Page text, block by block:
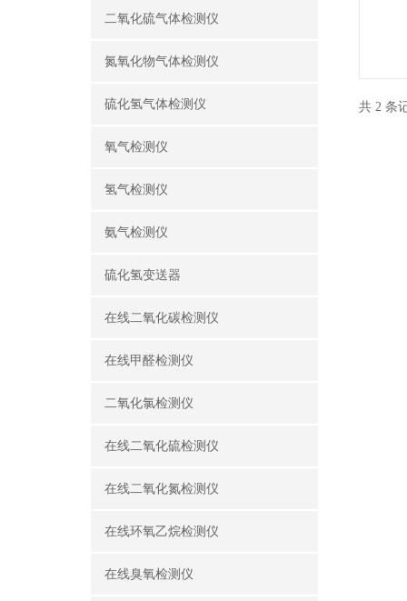
二氧化硫气体检测仪
氮氧化物气体检测仪
硫化氢气体检测仪
氧气检测仪
氢气检测仪
氨气检测仪
硫化氢变送器
在线二氧化碳检测仪
在线甲醛检测仪
二氧化氯检测仪
在线二氧化硫检测仪
在线二氧化氮检测仪
在线环氧乙烷检测仪
在线臭氧检测仪
共 2 条